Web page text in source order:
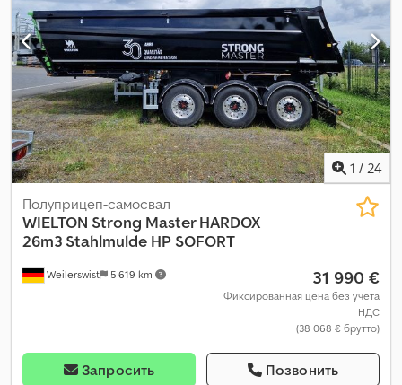
1 / 24
Weilerswist 5 619 km
Полуприцеп-самосвал
WIELTON Strong Master HARDOX
26m3 Stahlmulde HP SOFORT
31 990 €
Фиксированная цена без учета
НДС
(38 068 € брутто)
Запросить Позвонить